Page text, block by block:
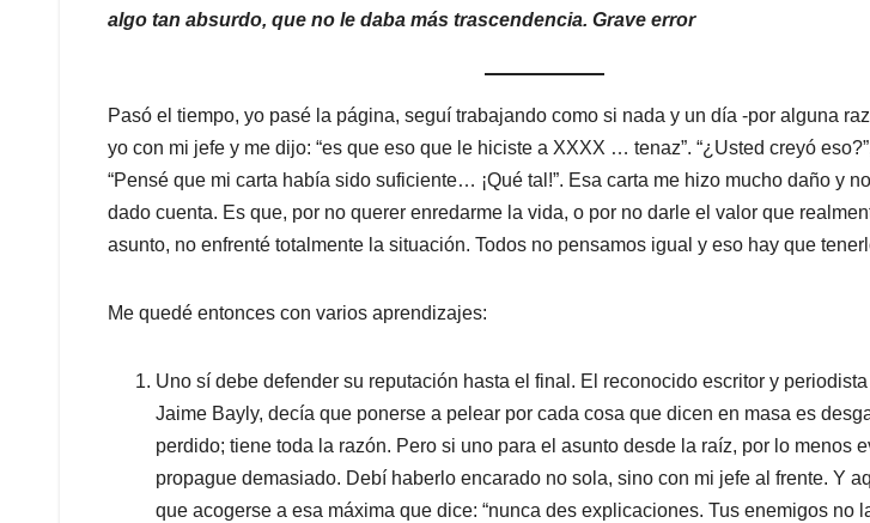
algo tan absurdo, que no le daba más trascendencia. Grave error
Pasó el tiempo, yo pasé la página, seguí trabajando como si nada y un día -por alguna
yo con mi jefe y me dijo: “es que eso que le hiciste a XXXX … tenaz”. “¿Usted creyó
“Pensé que mi carta había sido suficiente… ¡Qué tal!”. Esa carta me hizo mucho daño y
dado cuenta. Es que, por no querer enredarme la vida, o por no darle el valor que
asunto, no enfrenté totalmente la situación. Todos no pensamos igual y eso hay que
Me quedé entonces con varios aprendizajes:
Uno sí debe defender su reputación hasta el final. El reconocido escritor y
Jaime Bayly, decía que ponerse a pelear por cada cosa que dicen en masa es
perdido; tiene toda la razón. Pero si uno para el asunto desde la raíz, por lo menos
propague demasiado. Debí haberlo encarado no sola, sino con mi jefe al frente. Y
que acogerse a esa máxima que dice: “nunca des explicaciones. Tus enemigos no